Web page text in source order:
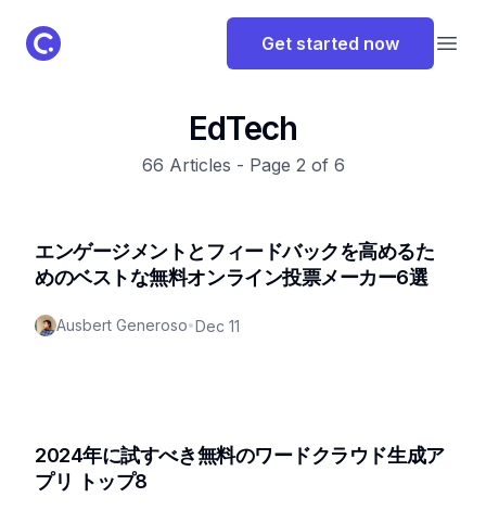
ClassPoint Logo Get started now
EdTech
66 Articles - Page 2 of 6
エンゲージメントとフィードバックを高めるた
めのベストな無料オンライン投票メーカー6選
Ausbert Generoso•Dec 11
2024年に試すべき無料のワードクラウド生成ア
プリ トップ8